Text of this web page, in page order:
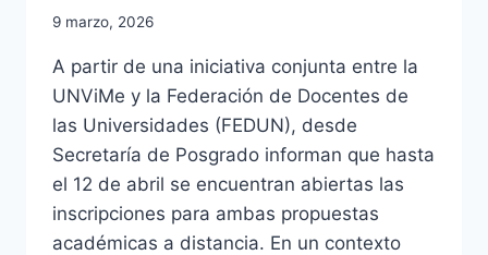
9 marzo, 2026
A partir de una iniciativa conjunta entre la
UNViMe y la Federación de Docentes de
las Universidades (FEDUN), desde
Secretaría de Posgrado informan que hasta
el 12 de abril se encuentran abiertas las
inscripciones para ambas propuestas
académicas a distancia. En un contexto